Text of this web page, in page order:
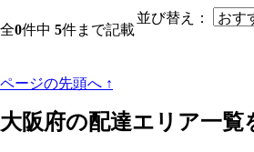
全0件中 5件まで記載
並び替え：
ページの先頭へ ↑
大阪府の配達エリア一覧